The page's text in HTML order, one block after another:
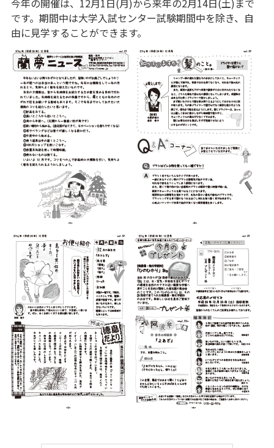
今年の開催は、12月1日(月)から来年の2月14日(土)まで
です。期間中は大学入試センター試験期間中を除き、自
由に見学することができます。